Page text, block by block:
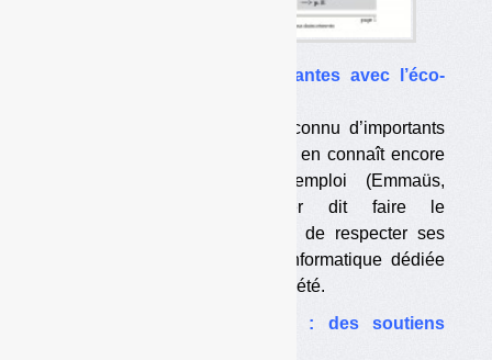
Mobilier : tensions persistantes avec l’éco-
Le paiement des soutiens a connu d’importants
retards pour les collectivités, et en connaît encore
pour les structures de réemploi (Emmaüs,
ressourceries…). Eco-mobilier dit faire le
nécessaire mais être contraint de respecter ses
procédures. Une plate-forme informatique dédiée
devrait accélérer les choses cet été.
Réemploi du mobilier : des soutiens